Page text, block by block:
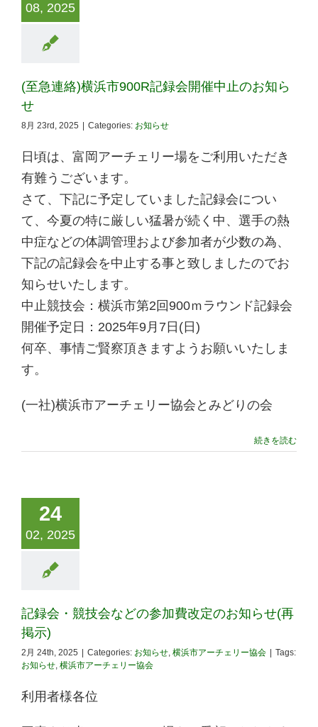
08, 2025
(至急連絡)横浜市900R記録会開催中止のお知ら
せ
8月 23rd, 2025 Categories: お知らせ
日頃は、富岡アーチェリー場をご利用いただき
有難うございます。
さて、下記に予定していました記録会につい
て、今夏の特に厳しい猛暑が続く中、選手の熱
中症などの体調管理および参加者が少数の為、
下記の記録会を中止する事と致しましたのでお
知らせいたします。
中止競技会：横浜市第2回900ｍラウンド記録会
開催予定日：2025年9月7日(日)
何卒、事情ご賢察頂きますようお願いいたしま
す。
(一社)横浜市アーチェリー協会とみどりの会
続きを読む
24
02, 2025
記録会・競技会などの参加費改定のお知らせ(再
掲示)
2月 24th, 2025 Categories: お知らせ, 横浜市アーチェリー協会
Tags:
お知らせ, 横浜市アーチェリー協会
利用者様各位